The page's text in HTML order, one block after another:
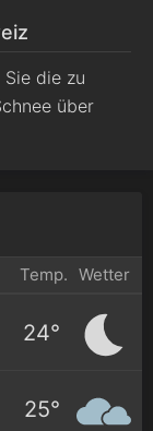
die zu
über
Temp. Wetter
24°
25°